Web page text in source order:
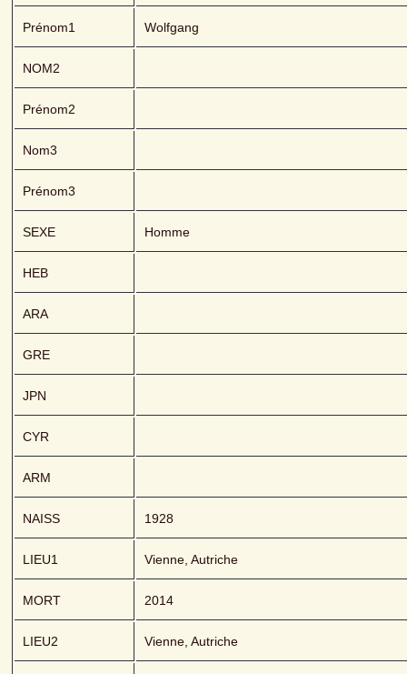
Prénom1 Wolfgang
NOM2
Prénom2
Nom3
Prénom3
SEXE Homme
HEB
ARA
GRE
JPN
CYR
ARM
NAISS 1928
LIEU1 Vienne, Autriche
MORT 2014
LIEU2 Vienne, Autriche